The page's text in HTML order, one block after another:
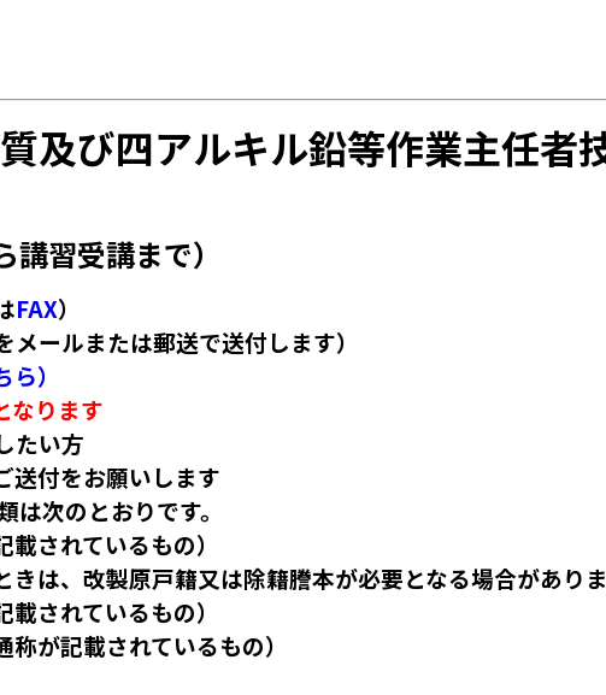
及び四アルキル鉛等作業主任者
習受講まで）
FAX）
ールまたは郵送で送付します）
）
なります
たい方
送付をお願いします
次のとおりです。
されているもの）
、改製原戸籍又は除籍謄本が必要となる場合がありま
されているもの）
が記載されているもの）